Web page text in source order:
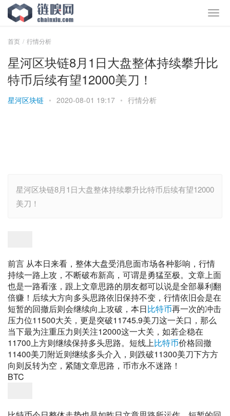
首页 行情分析
星河区块链8月1日大盘整体持续攀升比
特币后续有望12000美刀！
星河区块链 • 2020-08-01 19:17 • 行情分析
星河区块链8月1日大盘整体持续攀升比特币后续有望12000
美刀！
前言 从本日来看，整体大盘受消息面市场各种影响，行情
持续一路上攻，不断破布新高，可谓是勇猛至极。文章上面
也是一路看涨，跟上文章思路的朋友都可以说是全部暴利翻
倍赚！后续大方向多头思路依旧保持不变，行情依旧会是在
短暂的回撤后则会继续向上攻破，本日比特币再一次的冲击
压力位11500大关，更是突破11745.9美刀这一关口，那么
当下最为注重压力则关注12000这一大关，如若企稳在
11700上方则继续保持多头思路。短线上比特币价格回撤
11400美刀附近则继续多头介入，则跌破11300美刀下方方
向则反转为空，紧随文章思路，币市永不迷路！
BTC